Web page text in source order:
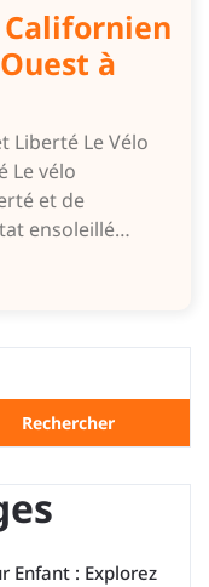
à
Liberté Le Vélo
Le vélo
et de
ensoleillé…
Rechercher
Enfant : Explorez